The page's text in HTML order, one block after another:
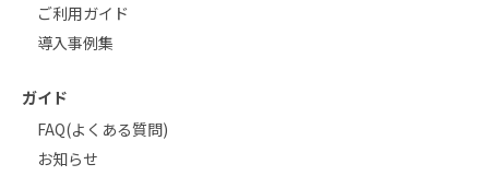
ご利用ガイド
導入事例集
ガイド
FAQ(よくある質問)
お知らせ